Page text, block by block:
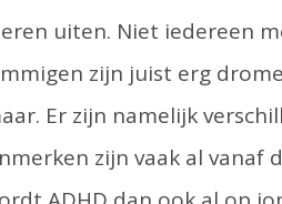
uiten. Niet iedereen
zijn juist erg
Er zijn namelijk
zijn vaak al vanaf